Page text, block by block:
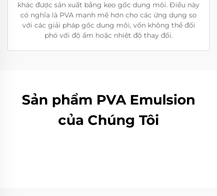
khác được sản xuất bằng keo gốc dung môi. Điều này
có nghĩa là PVA mạnh mẽ hơn cho các ứng dụng so
với các giải pháp gốc dung môi, vốn không thể đối
phó với độ ẩm hoặc nhiệt độ thay đổi.
Sản phẩm PVA Emulsion
của Chúng Tôi